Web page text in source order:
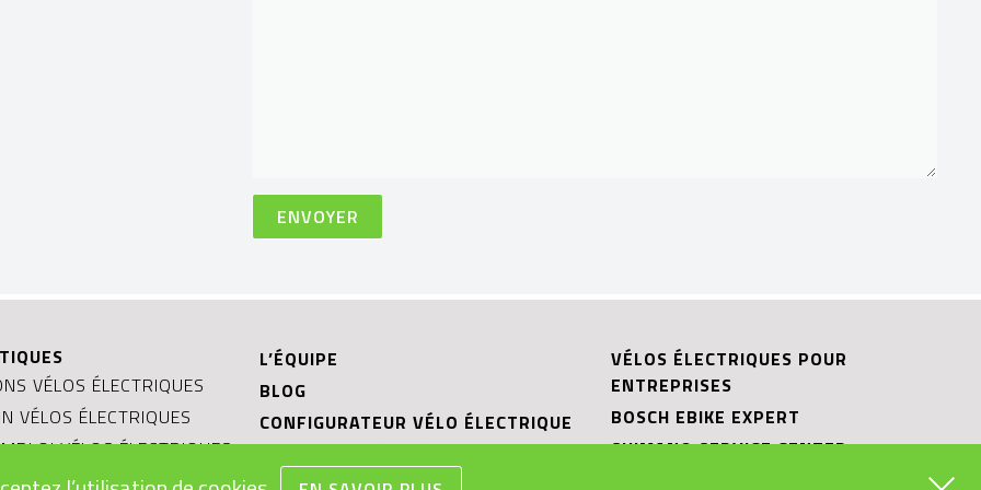
VÉLOS ÉLECTRIQUES
VÉLOS ÉLECTRIQUES
VÉLOS ÉLECTRIQUES
L’ÉQUIPE
BLOG
CONFIGURATEUR VÉLO ÉLECTRIQUE
VÉLOS ÉLECTRIQUES POUR
ENTREPRISES
BOSCH EBIKE EXPERT
SHIMANO SERVICE CENTER